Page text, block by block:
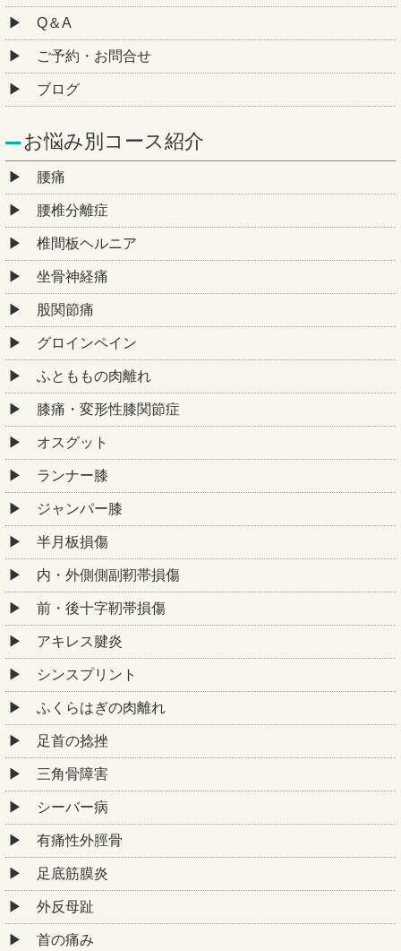
Q＆A
ご予約・お問合せ
ブログ
お悩み別コース紹介
腰痛
腰椎分離症
椎間板ヘルニア
坐骨神経痛
股関節痛
グロインペイン
ふとももの肉離れ
膝痛・変形性膝関節症
オスグット
ランナー膝
ジャンパー膝
半月板損傷
内・外側側副靭帯損傷
前・後十字靭帯損傷
アキレス腱炎
シンスプリント
ふくらはぎの肉離れ
足首の捻挫
三角骨障害
シーバー病
有痛性外脛骨
足底筋膜炎
外反母趾
首の痛み